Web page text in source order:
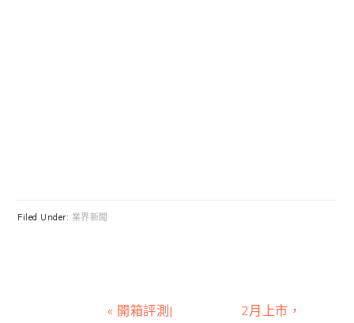
Filed Under: 業界新聞
Previous
« 開箱評測|
Next
2月上市，